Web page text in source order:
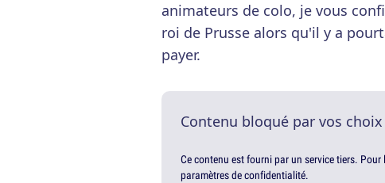
animateurs de colo, je vous
roi de Prusse alors qu'il y a
payer.
Contenu bloqué par vos
Ce contenu est fourni par un service tiers.
paramètres de confidentialité.